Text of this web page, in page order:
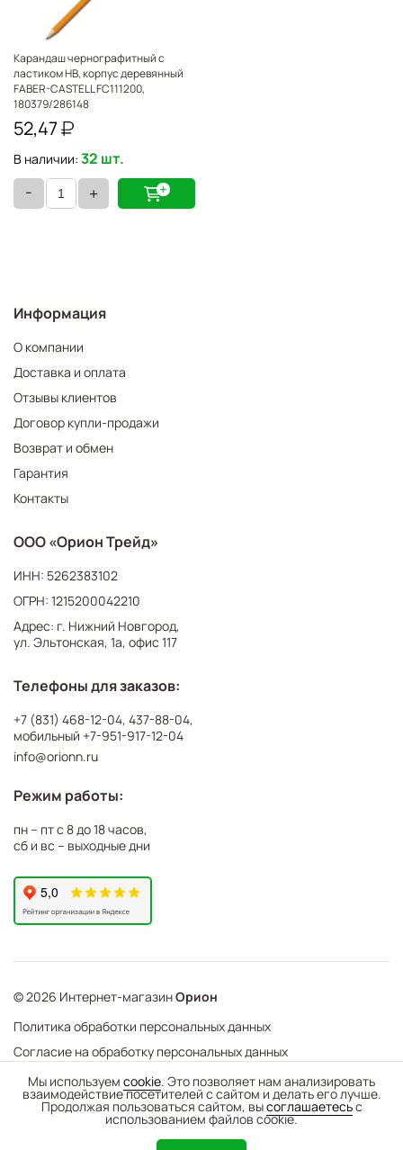
Мы используем cookie. Это позволяет нам анализировать
взаимодействие посетителей с сайтом и делать его лучше.
Продолжая пользоваться сайтом, высоглашаетесьс
использованием файлов cookie.
- + В корзину
Карандаш чернографитный с
ластиком HB, корпус деревянный
FABER-CASTELL FC111200,
180379/286148
52,47
В наличии: 32 шт.
- +
Информация
О компании
Доставка и оплата
Отзывы клиентов
Договор купли-продажи
Возврат и обмен
Гарантия
Контакты
ООО «Орион Трейд»
ИНН: 5262383102
ОГРН: 1215200042210
Адрес: г. Нижний Новгород,
ул. Эльтонская, 1а, офис 117
Телефоны для заказов:
+7 (831) 468-12-04, 437-88-04,
мобильный +7-951-917-12-04
info@orionn.ru
Режим работы:
пн – пт с 8 до 18 часов,
сб и вс – выходные дни
© 2026 Интернет-магазинОрион
Политика обработки персональных данных
Согласие на обработку персональных данных
Web Механика
- создание интернет-магазинов